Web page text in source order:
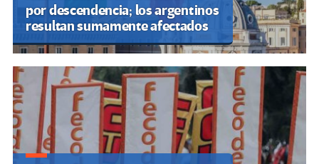
por descendencia; los argentinos
resultan sumamente afectados